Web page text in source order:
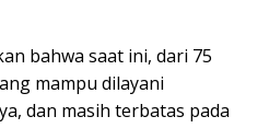
bahwa saat ini, dari 75
mampu dilayani
dan masih terbatas pada